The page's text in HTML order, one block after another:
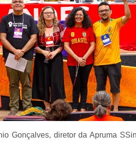
Gonçalves, diretor da Apruma